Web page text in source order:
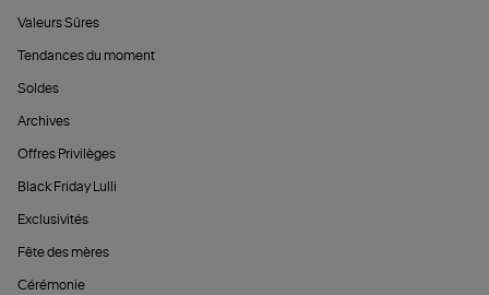
Valeurs Sûres
Tendances du moment
Soldes
Archives
Offres Privilèges
Black Friday Lulli
Exclusivités
Fête des mères
Cérémonie